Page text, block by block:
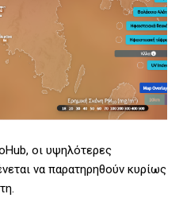
οι υψηλότερες
να παρατηρηθούν κυρίως